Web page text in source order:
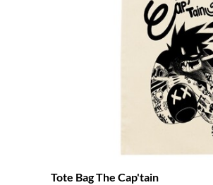
Tote Bag The Cap'tain